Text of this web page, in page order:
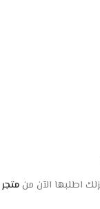
متجر